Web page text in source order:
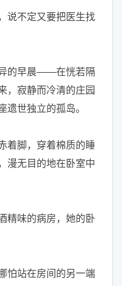
不定又要把医生找
的早晨——在恍若隔
，寂静而冷清的庄园
遗世独立的孤岛。
脚，穿着棉质的睡
漫无目的地在卧室中
味的病房，她的卧
站在房间的另一端